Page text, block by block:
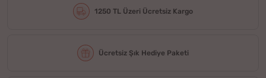
1250 TL Üzeri Ücretsiz Kargo
Ücretsiz Şık Hediye Paketi